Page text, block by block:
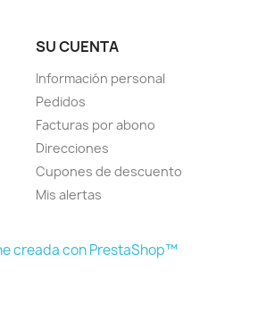
SU CUENTA
Información personal
Pedidos
Facturas por abono
Direcciones
Cupones de descuento
Mis alertas
creada con PrestaShop™